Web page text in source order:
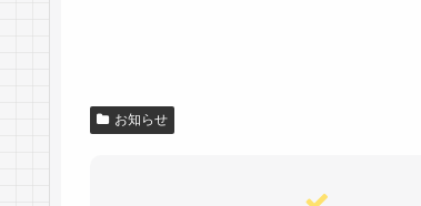
お知らせ